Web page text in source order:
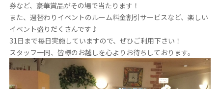
券など、豪華賞品がその場で当たります！
また、週替わりイベントのルーム料金割引サービスなど、楽しい
イベント盛りだくさんです♪
31日まで毎日実施していますので、ぜひご利用下さい！
スタッフ一同、皆様のお越しを心よりお待ちしております。